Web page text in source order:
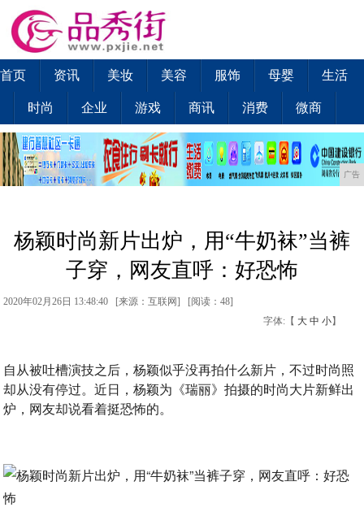
首页 资讯 美妆 美容 服饰 母婴 生活
时尚 企业 游戏 商讯 消费 微商
广告
杨颖时尚新片出炉，用“牛奶袜”当裤
子穿，网友直呼：好恐怖
2020年02月26日 13:48:40 [来源：互联网] [阅读：48]
字体:【 大 中 小】
自从被吐槽演技之后，杨颖似乎没再拍什么新片，不过时尚照
却从没有停过。近日，杨颖为《瑞丽》拍摄的时尚大片新鲜出
炉，网友却说看着挺恐怖的。